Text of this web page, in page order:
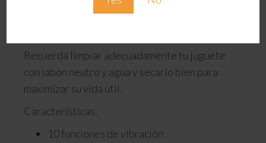
apagarlo. Para cambiar de modo presiona el
Recuerda limpiar adecuadamente tu juguete
con jabón neutro y agua y secarlo bien para
maximizar su vida útil.
Características:
10 funciones de vibración